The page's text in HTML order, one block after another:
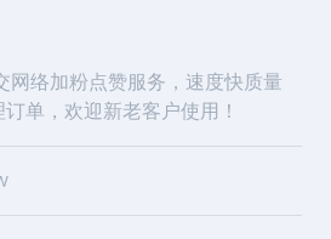
网络加粉点赞服务，速度快质量
单，欢迎新老客户使用！